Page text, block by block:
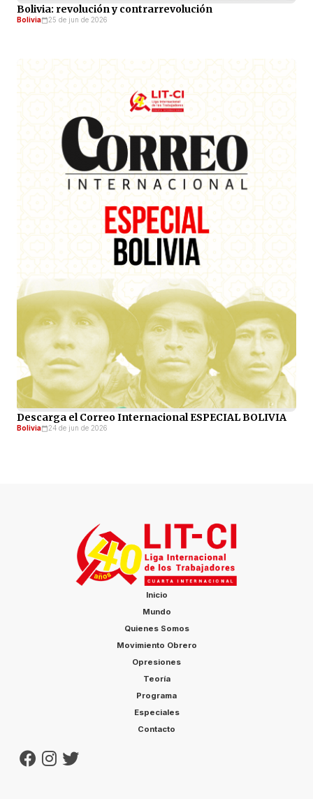
Bolivia: revolución y contrarrevolución
Bolivia 25 de jun de 2026
Descarga el Correo Internacional ESPECIAL BOLIVIA
Bolivia 24 de jun de 2026
Inicio
Mundo
Quienes Somos
Movimiento Obrero
Opresiones
Teoría
Programa
Especiales
Contacto